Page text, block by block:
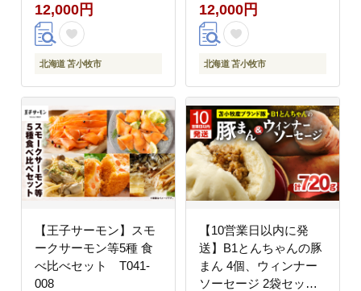
12,000円
北海道 苫小牧市
12,000円
北海道 苫小牧市
【王子サーモン】スモ
ークサーモン等5種 食
べ比べセット T041-
008
【10営業日以内に発
送】B1とんちゃんの豚
まん 4個、ウィンナー
ソーセージ 2袋セッ